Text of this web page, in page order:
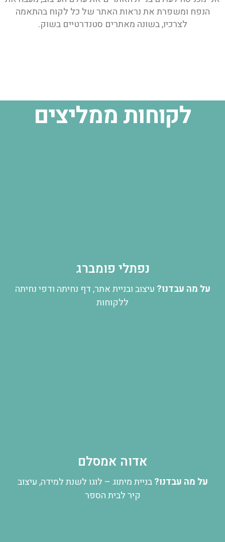
הנפח ומשפרת את נראות האתר של כל לקוח בהתאמה
לצרכיו, בשונה מאתרים סטנדרטיים בשוק.
לקוחות ממליצים
נפתלי פומברג
על מה עבדנו? עיצוב ובניית אתר, דף נחיתה ודפי נחיתה
ללקוחות
אדוה אמסלם
על מה עבדנו?בניית מיתוג – לוגו לשנת למידה, עיצוב
קיר לבית הספר